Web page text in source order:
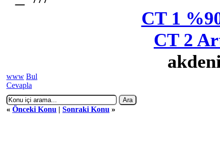
CT 1
CT 2
www Bul
Cevapla
« Önceki Konu | Sonraki Konu »